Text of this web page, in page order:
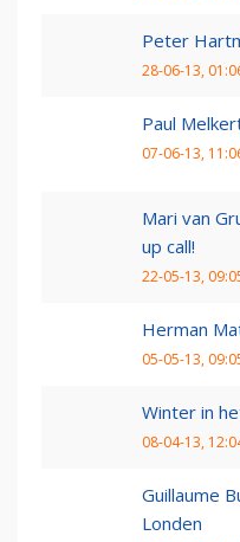
Peter
28-06-13,
Paul
07-06-13,
Mari van
up call!
22-05-13,
Herman
05-05-13,
Winter in
08-04-13,
Guillaume
Londen